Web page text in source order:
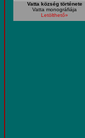
Vatta község története
Vatta monográfiája
Letölthető»